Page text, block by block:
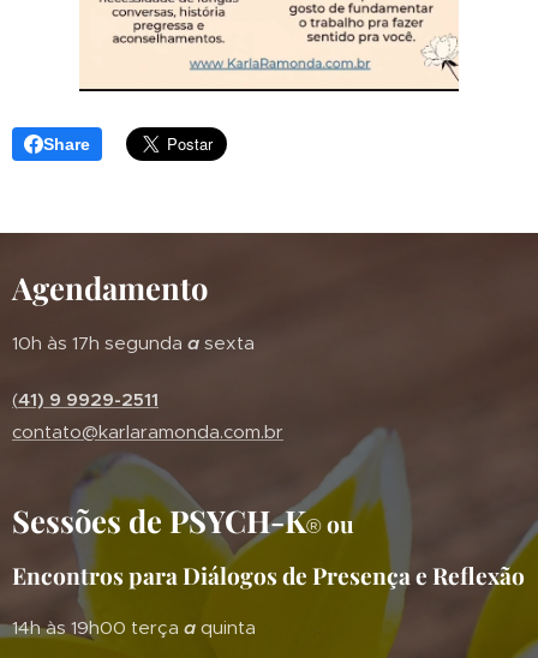
Share
Agendamento
10h às 17h segunda a sexta
(41) 9 9929-2511
contato@karlaramonda.com.br
Sessões de PSYCH-K®ou
Encontros para Diálogos de Presença e Reflexão
14h às 19h00 terça a quinta